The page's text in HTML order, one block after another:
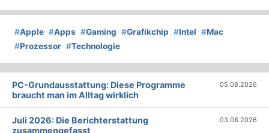
#Apple #Apps #Gaming #Grafikchip #Intel #Mac
#Prozessor #Technologie
PC-Grundausstattung: Diese Programme
braucht man im Alltag wirklich
05.08.2026
Juli 2026: Die Bericht­erstattung
zusammengefasst
03.08.2026